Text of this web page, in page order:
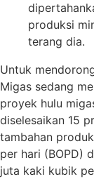
produksi
terang dia.
Untuk
Migas sedang
proyek hulu
diselesaikan 15
tambahan
per hari (BOPD)
juta kaki kubik